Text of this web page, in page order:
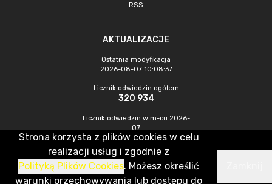
RSS
AKTUALIZACJE
Ostatnia modyfikacja
2026-08-07 10:08:37
Licznik odwiedzin ogółem
320 934
Licznik odwiedzin w m-cu 2026-
07
993
CMS & Hosting: Nefeni Sp. z o.o.
Strona korzysta z plików cookies w celu
realizacji usług i zgodnie z
Polityką Plików Cookies. Możesz określić
warunki przechowywania lub dostępu do